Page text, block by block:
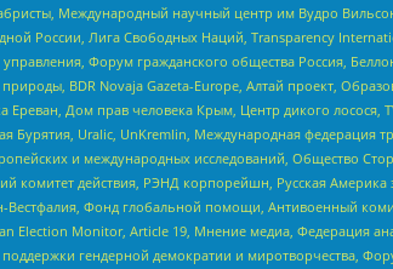
Международный научный центр им Вудро
России, Лига Свободных Наций, Transparеncy
управления, Форум гражданского общества Россия,
BDR Novaja Gazeta-Europe, Алтай проект,
Дом прав человека Крым, Центр дикого
Бурятия, Uralic, UnKremlin, Международная федерация
и международных исследований, Общество
комитет действия, РЭНД корпорейшн, Русская
Фонд глобальной помощи, Антивоенный
Election Monitor, Article 19, Мнение медиа, Федерация
гендерной демократии и миротворчества,